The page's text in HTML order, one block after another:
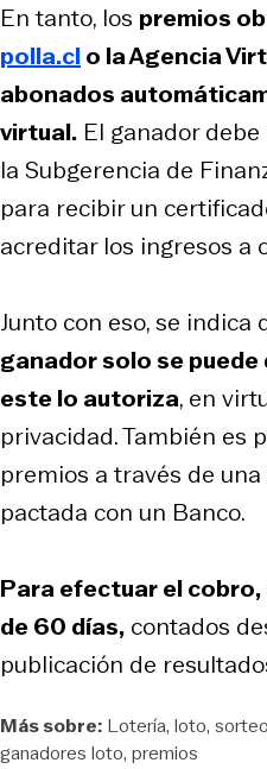
En tanto, los premios
polla.clo la Agencia
abonados
virtual. El ganador
la Subgerencia de
para recibir un
acreditar los ingresos a
Junto con eso, se indica
ganador solo se
este lo autoriza, en
privacidad. También es
premios a través de
pactada con un Banco.
Para efectuar el
de 60 días, contados
publicación de
Más sobre: Lotería loto sorteo
ganadores loto premios